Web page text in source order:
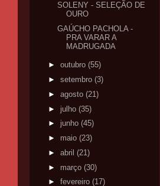
SOLENY - SELEÇÃO DE
OURO
GAÚCHO PACHOLA -
PRA VARAR A
MADRUGADA
► outubro (55)
► setembro (3)
► agosto (21)
► julho (35)
► junho (45)
► maio (23)
► abril (21)
► março (30)
► fevereiro (17)